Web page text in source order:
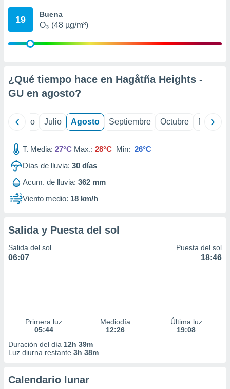
e
publicidad
1199
19 Buena
O₃ (48 µg/m³)
¿Qué tiempo hace en Hagåtña Heights -
GU en agosto?
Junio Julio Agosto Septiembre Octubre
T. Media: 27°C Max.: 28°C Min: 26°C
Días de lluvia: 30 días
Acum. de lluvia: 362 mm
Viento medio: 18 km/h
Salida y Puesta del sol
Salida del sol
06:07
Puesta del sol
18:46
Primera luz
05:44
Mediodía
12:26
Última luz
19:08
Duración del día 12h 39m
Luz diurna restante 3h 38m
Calendario lunar